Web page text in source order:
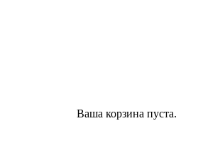
Ваша корзина пуста.